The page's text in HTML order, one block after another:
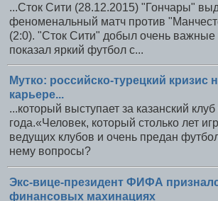
...Сток Сити (28.12.2015) "Гончары"
феноменальный матч против
(2:0). "Сток Сити" добыл очень важные
показал яркий футбол с...
Мутко: российско-турецкий кризис
карьере...
...который выступает за казанский
года.«Человек, который столько лет
ведущих клубов и очень предан
нему вопросы?
Экс-вице-президент ФИФА
финансовых махинациях